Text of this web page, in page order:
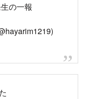
の一報